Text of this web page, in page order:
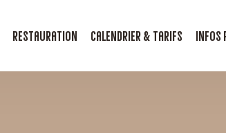
Restauration Calendrier & Tarifs